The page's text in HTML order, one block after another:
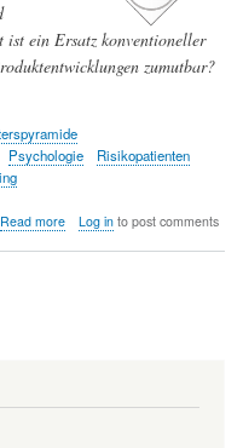
ist ein Ersatz konventioneller
zumutbar?
Psychologie
Risikopatienten
Read moreabout
Log into post comments